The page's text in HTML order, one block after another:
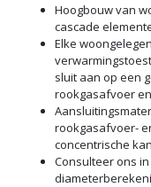
Hoogbouw van
cascade
Elke
sluit aan op een
rookgasafvoer
rookgasafvoer-
concentrische
Consulteer ons